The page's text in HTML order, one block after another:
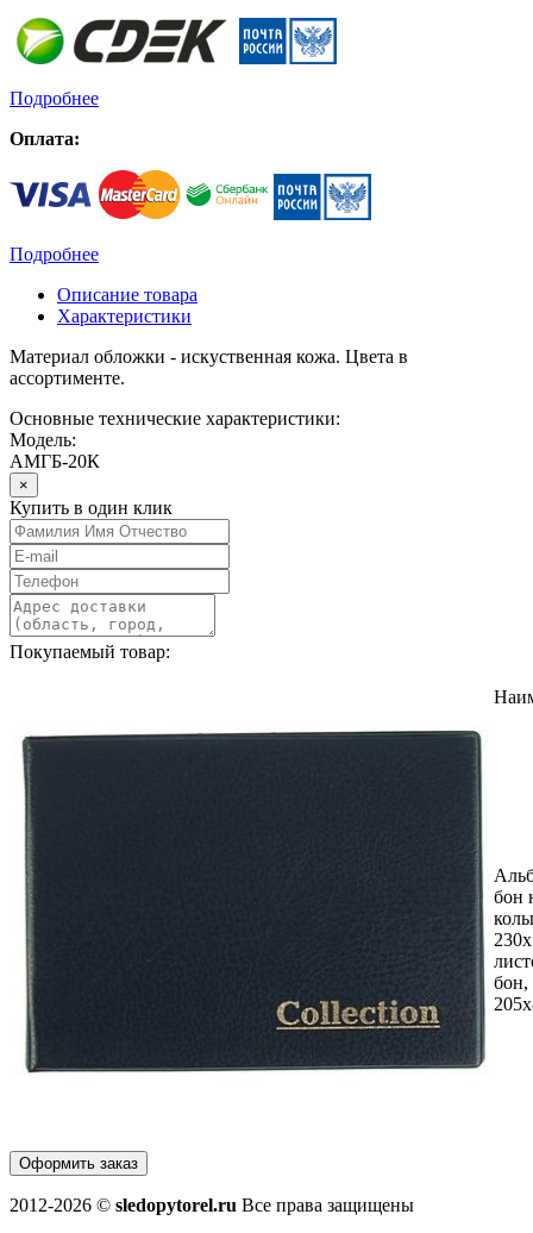
Подробнее
Оплата:
Подробнее
Описание товара
Характеристики
Материал обложки - искуственная кожа. Цвета в
ассортименте.
Основные технические характеристики:
Модель:
АМГБ-20К
×
Купить в один клик
Покупаемый товар:
бон
бон,
Оформить заказ
2012-2026 © sledopytorel.ru Все права защищены